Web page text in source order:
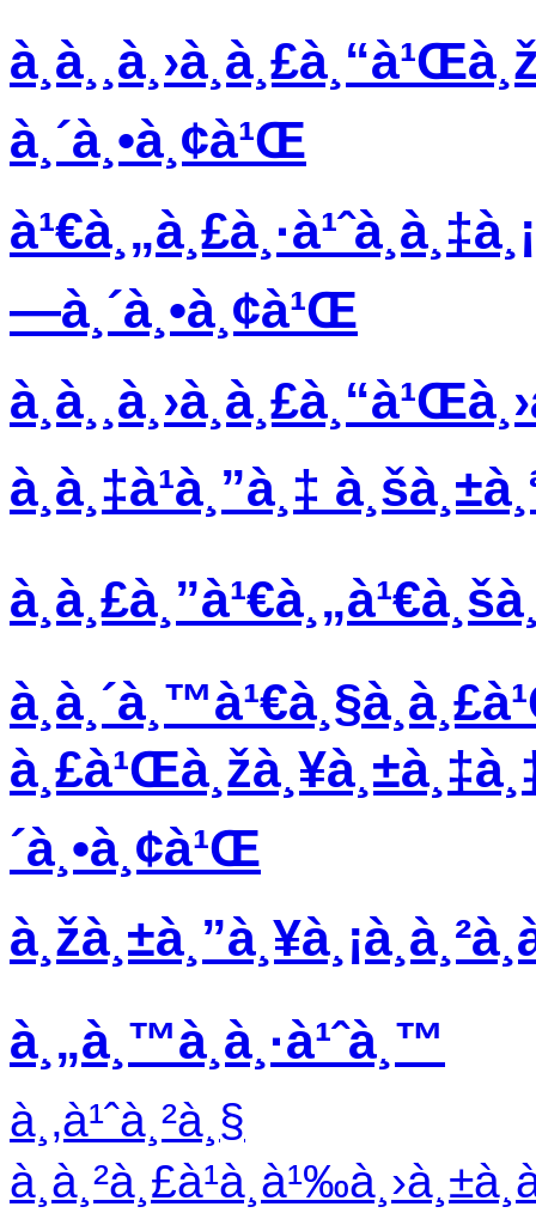
à¸´à¸•à¸¢à¹Œ
—à¸´à¸•à¸¢à¹Œ
à¸­à¸‡à¹à¸”à¸‡
´à¸•à¸¢à¹Œ
à¸„à¸™à¸­à¸·à¹ˆà¸™
à¸‚à¹ˆà¸²à¸§